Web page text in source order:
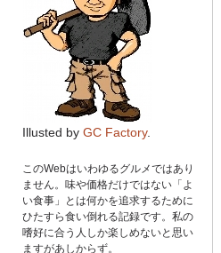
Illusted by GC Factory.
このWebはいわゆるグルメではあり
ません。味や価格だけではない「よ
い食事」とは何かを追求するために
ひたすら食い倒れる記録です。私の
嗜好に合う人しか楽しめないと思い
ますがあしからず。